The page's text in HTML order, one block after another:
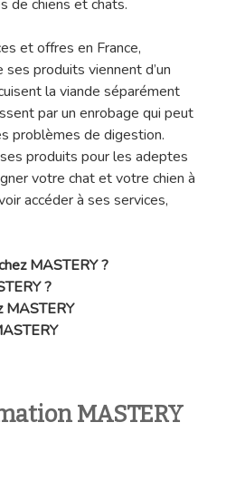
de chiens et chats.
et offres en France,
produits viennent d’un
la viande séparément
par un enrobage qui peut
problèmes de digestion.
produits pour les adeptes
votre chat et votre chien à
accéder à ses services,
MASTERY ?
?
MASTERY
MASTERY